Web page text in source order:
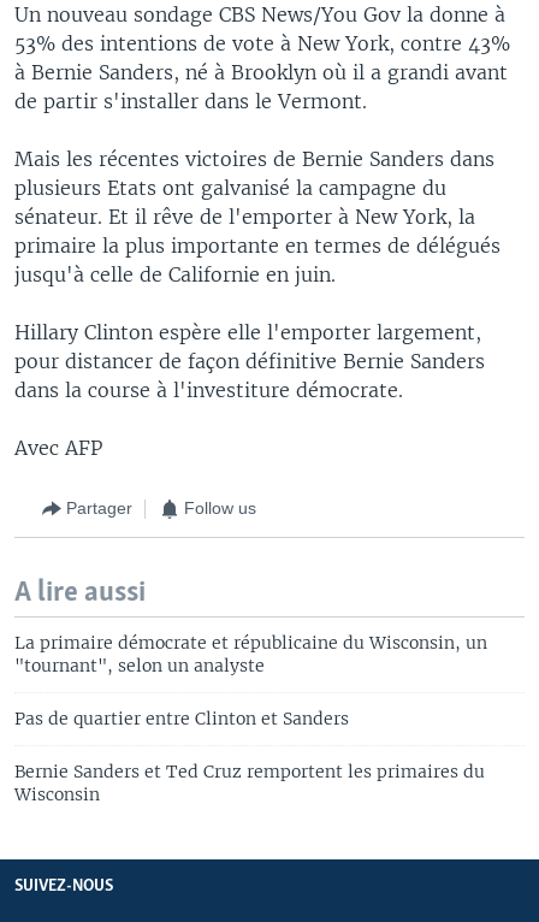
Un nouveau sondage CBS News/You Gov la donne à
53% des intentions de vote à New York, contre 43%
à Bernie Sanders, né à Brooklyn où il a grandi avant
de partir s'installer dans le Vermont.
Mais les récentes victoires de Bernie Sanders dans
plusieurs Etats ont galvanisé la campagne du
sénateur. Et il rêve de l'emporter à New York, la
primaire la plus importante en termes de délégués
jusqu'à celle de Californie en juin.
Hillary Clinton espère elle l'emporter largement,
pour distancer de façon définitive Bernie Sanders
dans la course à l'investiture démocrate.
Avec AFP
Partager Follow us
A lire aussi
La primaire démocrate et républicaine du Wisconsin, un
"tournant", selon un analyste
Pas de quartier entre Clinton et Sanders
Bernie Sanders et Ted Cruz remportent les primaires du
Wisconsin
SUIVEZ-NOUS